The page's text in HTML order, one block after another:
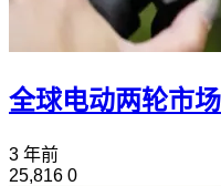
全球电动两轮市
3 年前
25,816 0